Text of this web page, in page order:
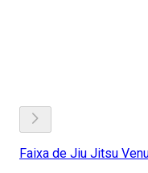
Faixa de Jiu Jitsu